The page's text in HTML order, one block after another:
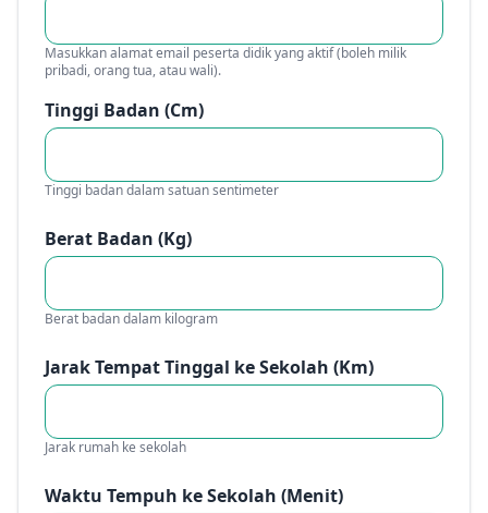
Masukkan alamat email peserta didik yang aktif (boleh milik
pribadi, orang tua, atau wali).
Tinggi Badan (Cm)
Tinggi badan dalam satuan sentimeter
Berat Badan (Kg)
Berat badan dalam kilogram
Jarak Tempat Tinggal ke Sekolah (Km)
Jarak rumah ke sekolah
Waktu Tempuh ke Sekolah (Menit)